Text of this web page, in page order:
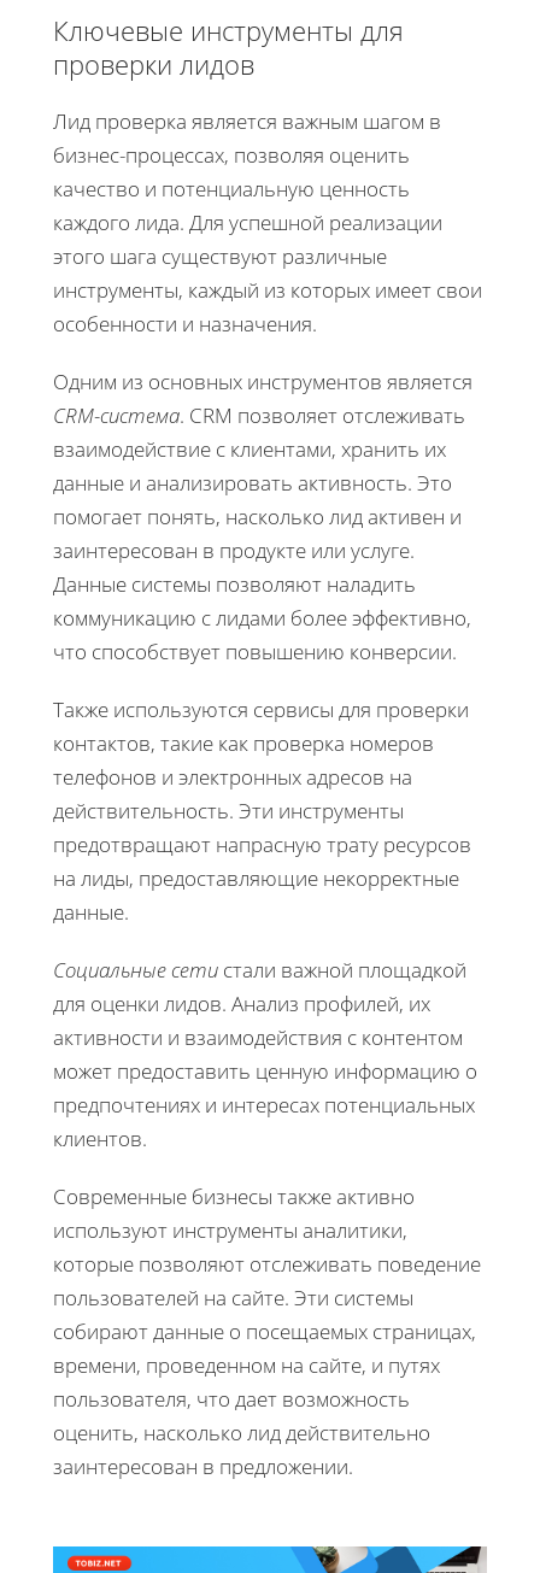
Ключевые инструменты для
проверки лидов
Лид проверка является важным шагом в
бизнес-процессах, позволяя оценить
качество и потенциальную ценность
каждого лида. Для успешной реализации
этого шага существуют различные
инструменты, каждый из которых имеет свои
особенности и назначения.
Одним из основных инструментов является
CRM-система. CRM позволяет отслеживать
взаимодействие с клиентами, хранить их
данные и анализировать активность. Это
помогает понять, насколько лид активен и
заинтересован в продукте или услуге.
Данные системы позволяют наладить
коммуникацию с лидами более эффективно,
что способствует повышению конверсии.
Также используются сервисы для проверки
контактов, такие как проверка номеров
телефонов и электронных адресов на
действительность. Эти инструменты
предотвращают напрасную трату ресурсов
на лиды, предоставляющие некорректные
данные.
Социальные сети стали важной площадкой
для оценки лидов. Анализ профилей, их
активности и взаимодействия с контентом
может предоставить ценную информацию о
предпочтениях и интересах потенциальных
клиентов.
Современные бизнесы также активно
используют инструменты аналитики,
которые позволяют отслеживать поведение
пользователей на сайте. Эти системы
собирают данные о посещаемых страницах,
времени, проведенном на сайте, и путях
пользователя, что дает возможность
оценить, насколько лид действительно
заинтересован в предложении.